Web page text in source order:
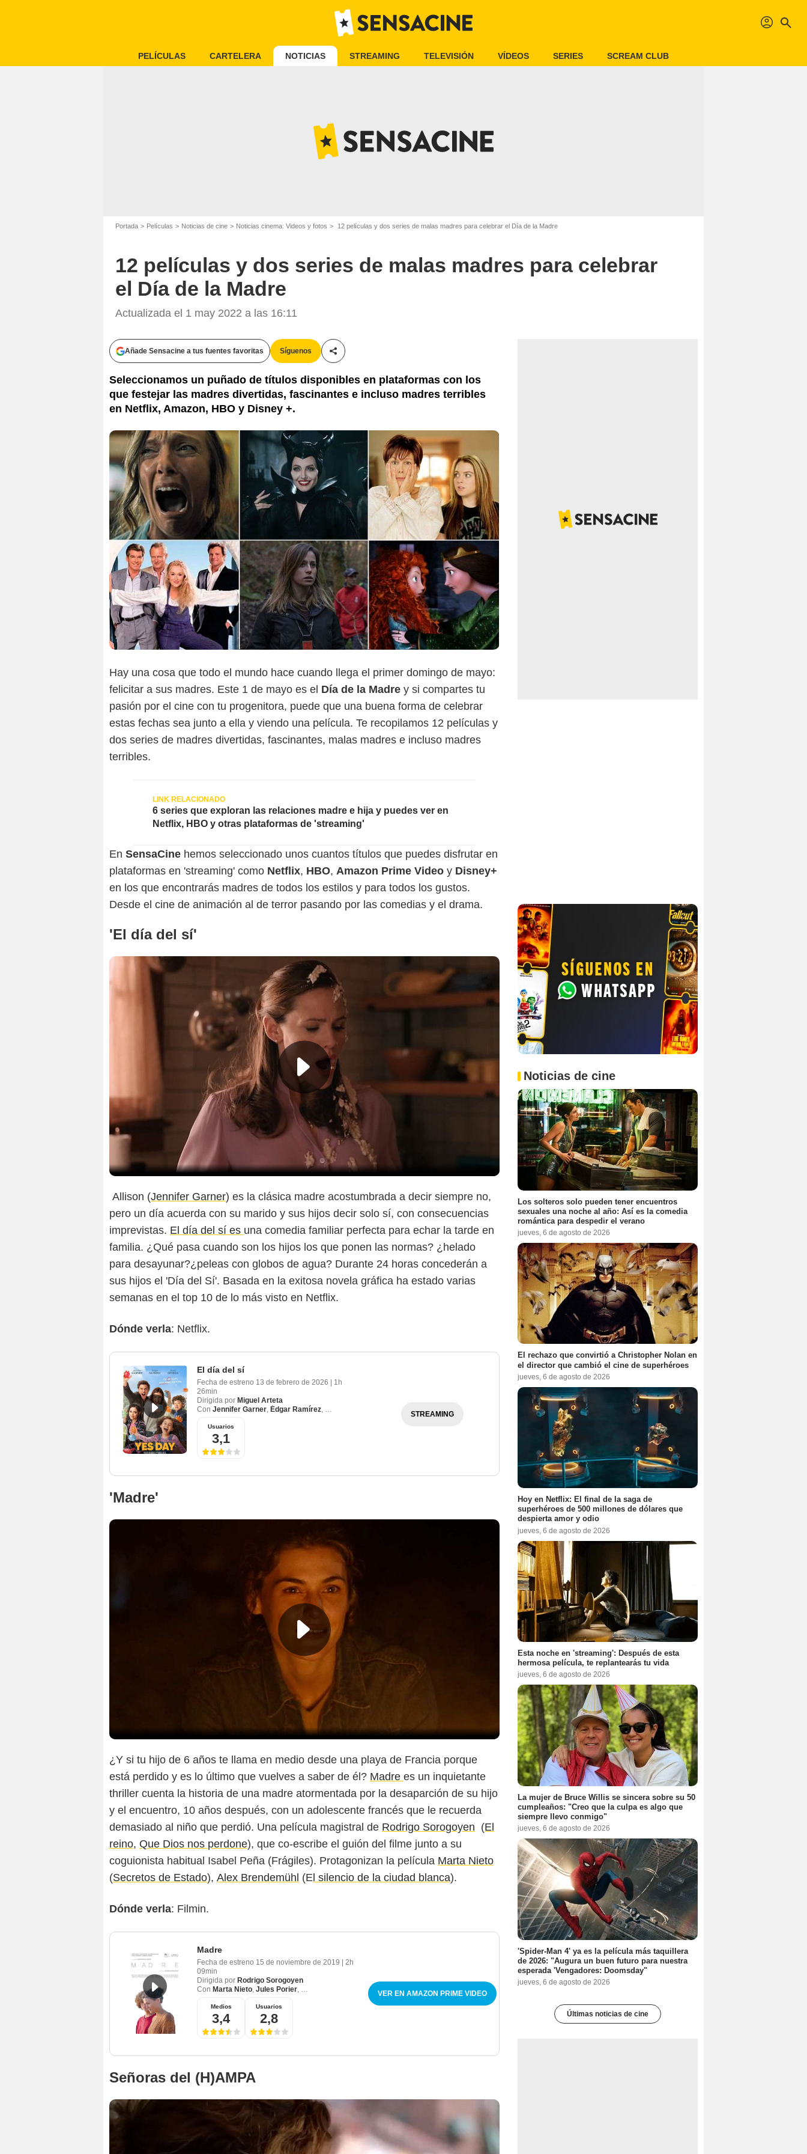
profil search
PELÍCULAS CARTELERA NOTICIAS STREAMING TELEVISIÓN VÍDEOS SERIES SCREAM CLUB
Portada Películas Noticias de cine Noticias cinema: Videos y fotos 12 películas y dos series de malas madres para celebrar el Día de la Madre
12 películas y dos series de malas madres para celebrar
el Día de la Madre
Actualizada el 1 may 2022 a las 16:11
Añade Sensacine a tus fuentes favoritas Síguenos
Compartir esta noticia
Seleccionamos un puñado de títulos disponibles en plataformas con los
que festejar las madres divertidas, fascinantes e incluso madres terribles
en Netflix, Amazon, HBO y Disney +.
Hay una cosa que todo el mundo hace cuando llega el primer domingo de mayo:
felicitar a sus madres. Este 1 de mayo es el Día de la Madre y si compartes tu
pasión por el cine con tu progenitora, puede que una buena forma de celebrar
estas fechas sea junto a ella y viendo una película. Te recopilamos 12 películas y
dos series de madres divertidas, fascinantes, malas madres e incluso madres
terribles.
6 series que exploran las relaciones madre e hija y puedes ver en
Netflix, HBO y otras plataformas de 'streaming'
En SensaCine hemos seleccionado unos cuantos títulos que puedes disfrutar en
plataformas en 'streaming' como Netflix, HBO, Amazon Prime Video y Disney+
en los que encontrarás madres de todos los estilos y para todos los gustos.
Desde el cine de animación al de terror pasando por las comedias y el drama.
'El día del sí'
Allison (Jennifer Garner) es la clásica madre acostumbrada a decir siempre no,
pero un día acuerda con su marido y sus hijos decir solo sí, con consecuencias
imprevistas. El día del sí es una comedia familiar perfecta para echar la tarde en
familia. ¿Qué pasa cuando son los hijos los que ponen las normas? ¿helado
para desayunar?¿peleas con globos de agua? Durante 24 horas concederán a
sus hijos el 'Día del Sí'. Basada en la exitosa novela gráfica ha estado varias
semanas en el top 10 de lo más visto en Netflix.
Dónde verla: Netflix.
El día del sí
Fecha de estreno 13 de febrero de 2026
1h
26min
Dirigida por Miguel Arteta
Con Jennifer Garner, Édgar Ramírez, Jenna Ortega
Usuarios
3,1
STREAMING
'Madre'
¿Y si tu hijo de 6 años te llama en medio desde una playa de Francia porque
está perdido y es lo último que vuelves a saber de él? Madre es un inquietante
thriller cuenta la historia de una madre atormentada por la desaparción de su hijo
y el encuentro, 10 años después, con un adolescente francés que le recuerda
demasiado al niño que perdió. Una película magistral de Rodrigo Sorogoyen (El
reino, Que Dios nos perdone), que co-escribe el guión del filme junto a su
coguionista habitual Isabel Peña (Frágiles). Protagonizan la película Marta Nieto
(Secretos de Estado), Alex Brendemühl (El silencio de la ciudad blanca).
Dónde verla: Filmin.
Madre
Fecha de estreno 15 de noviembre de 2019 | 2h
09min
Dirigida por Rodrigo Sorogoyen
Con Marta Nieto Jules Porier
Medios
3,4
Usuarios
2,8
VER EN AMAZON PRIME VIDEO
Señoras del (H)AMPA
Noticias de cine
Los solteros solo pueden tener encuentros
sexuales una noche al año: Así es la comedia
romántica para despedir el verano
jueves, 6 de agosto de 2026
El rechazo que convirtió a Christopher Nolan en
el director que cambió el cine de superhéroes
jueves, 6 de agosto de 2026
Hoy en Netflix: El final de la saga de
superhéroes de 500 millones de dólares que
despierta amor y odio
jueves, 6 de agosto de 2026
Esta noche en 'streaming': Después de esta
hermosa película, te replantearás tu vida
jueves, 6 de agosto de 2026
La mujer de Bruce Willis se sincera sobre su 50
cumpleaños: "Creo que la culpa es algo que
siempre llevo conmigo"
jueves, 6 de agosto de 2026
'Spider-Man 4' ya es la película más taquillera
de 2026: "Augura un buen futuro para nuestra
esperada 'Vengadores: Doomsday"
jueves, 6 de agosto de 2026
Últimas noticias de cine